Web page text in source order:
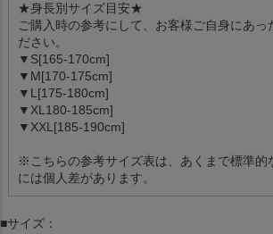
★身長別サイズ目安★
ご購入時の参考にして、お客様ご自身にあっ
ださい。
▼S[165-170cm]
▼M[170-175cm]
▼L[175-180cm]
▼XL180-185cm]
▼XXL[185-190cm]
※こちらの参考サイズ表は、あくまで標準的
には個人差があります。
■サイズ：